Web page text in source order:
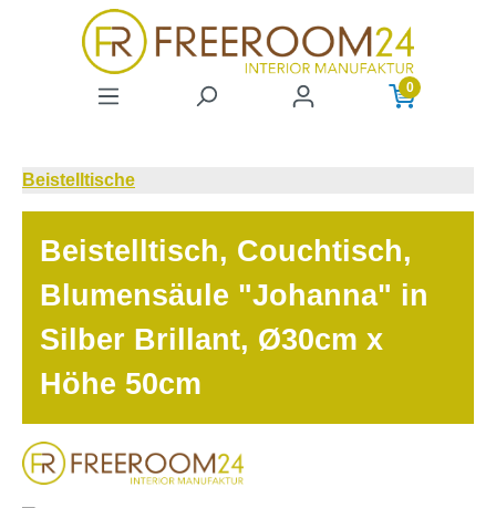
Zum Hauptinhalt springen
0
Beistelltische
Beistelltisch, Couchtisch,
Blumensäule "Johanna" in
Silber Brillant, Ø30cm x
Höhe 50cm